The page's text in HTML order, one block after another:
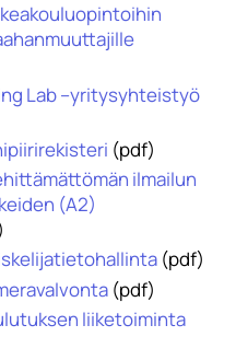
Lab –yritysyhteistyö
(pdf)
ilmailun
(A2)
(pdf)
(pdf)
liiketoiminta